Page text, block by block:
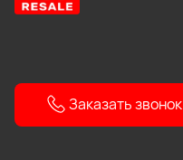
Заказать звонок